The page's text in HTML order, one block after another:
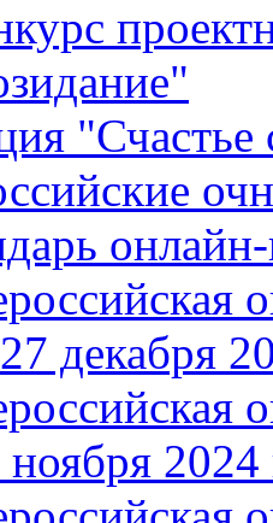
"Счастье
декабря
2024